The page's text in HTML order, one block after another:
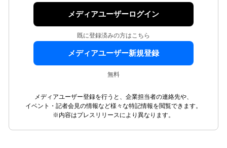
メディアユーザーログイン
既に登録済みの方はこちら
メディアユーザー新規登録
無料
メディアユーザー登録を行うと、企業担当者の連絡先や、
イベント・記者会見の情報など様々な特記情報を閲覧できます。
※内容はプレスリリースにより異なります。